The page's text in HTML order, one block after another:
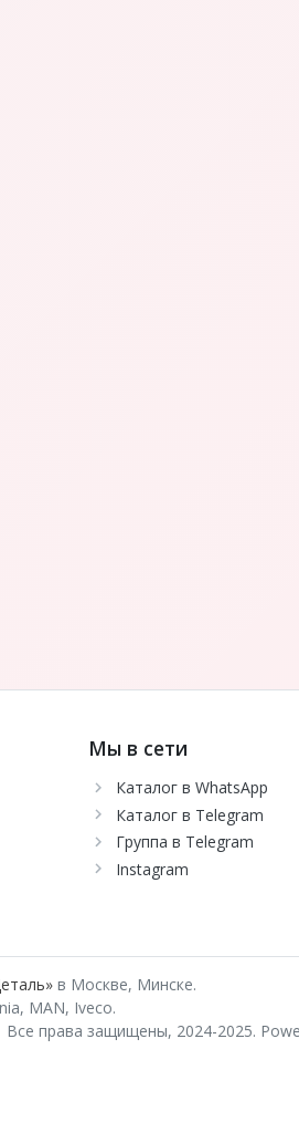
Мы в сети
Каталог в WhatsApp
Каталог в Telegram
Группа в Telegram
Instagram
в Москве, Минске.
MAN, Iveco.
права защищены, 2024-2025.